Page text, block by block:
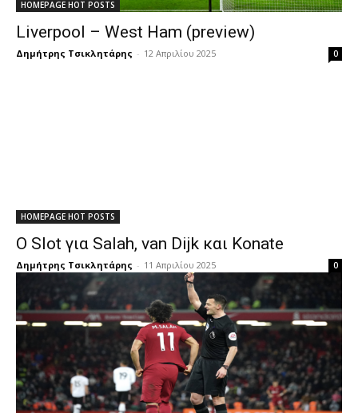
HOMEPAGE HOT POSTS
Liverpool – West Ham (preview)
Δημήτρης Τσικλητάρης - 12 Απριλίου 2025 0
HOMEPAGE HOT POSTS
Ο Slot για Salah, van Dijk και Konate
Δημήτρης Τσικλητάρης - 11 Απριλίου 2025 0